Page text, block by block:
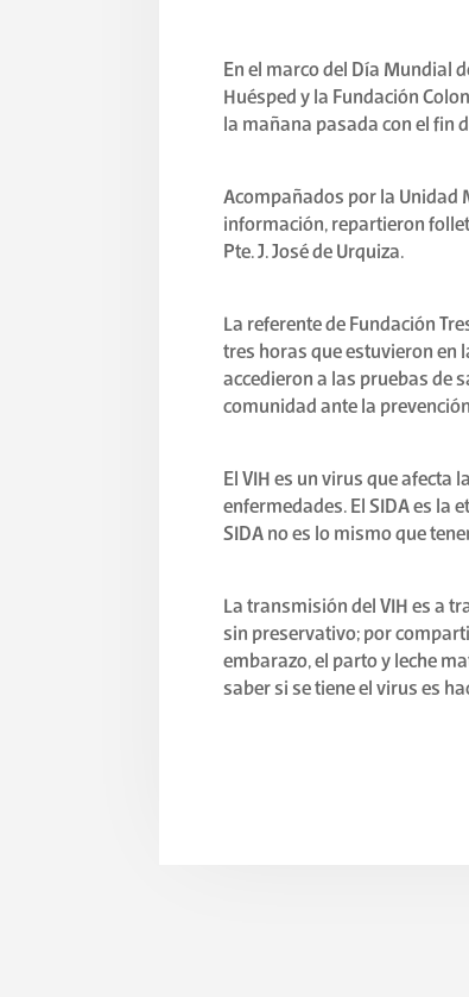
En el marco del Día Mundial
Huésped y la Fundación
la mañana pasada con el fin
Acompañados por la Unidad
información, repartieron
Pte. J. José de Urquiza.
La referente de Fundación
tres horas que estuvieron en
accedieron a las pruebas de
comunidad ante la
El VIH es un virus que afecta
enfermedades. El SIDA es la
SIDA no es lo mismo que
La transmisión del VIH es a
sin preservativo; por
embarazo, el parto y leche
saber si se tiene el virus es